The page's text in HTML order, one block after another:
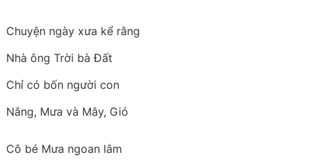
Chuyện ngày xưa kể rằng
Nhà ông Trời bà Đất
Chỉ có bốn người con
Nắng, Mưa và Mây, Gió
Cô bé Mưa ngoan lắm